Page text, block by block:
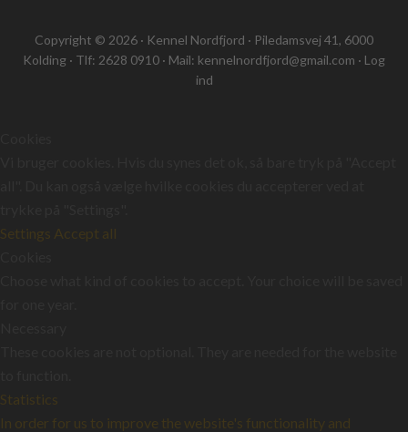
Copyright © 2026 · Kennel Nordfjord · Piledamsvej 41, 6000
Kolding · Tlf: 2628 0910 · Mail: kennelnordfjord@gmail.com · Log
ind
Settings Accept all
Statistics
In order for us to improve the website's functionality and